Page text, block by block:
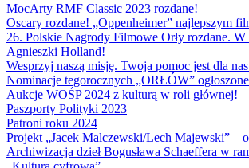
MocArty RMF Classic 2023 rozdane!
Oscary rozdane! „Oppenheimer” najlepszym
26. Polskie Nagrody Filmowe Orły rozdane.
Agnieszki Holland!
Wesprzyj naszą misję. Twoja pomoc jest dla
Nominacje tegorocznych „ORŁÓW”
Aukcje WOŚP 2024 z kulturą w roli głównej!
Paszporty Polityki 2023
Patroni roku 2024
Projekt „Jacek Malczewski/Lech Majewski” –
Archiwizacja dzieł Bogusława Schaeffera w